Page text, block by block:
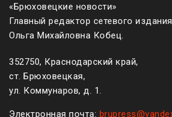
«Брюховецкие новости»
Главный редактор сетевого
Ольга Михайловна Кобец.
352750, Краснодарский край,
ст. Брюховецкая,
ул. Коммунаров, д. 1.
Электронная почта: